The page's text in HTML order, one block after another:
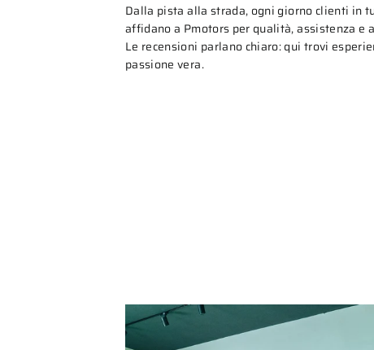
Dalla pista alla strada, ogni giorno clienti in
affidano a Pmotors per qualità, assistenza e
Le recensioni parlano chiaro: qui trovi
passione vera.